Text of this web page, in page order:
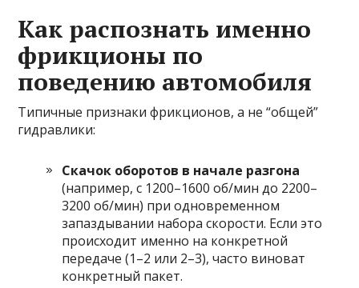
Как распознать именно
фрикционы по
поведению автомобиля
Типичные признаки фрикционов, а не “общей”
гидравлики:
Скачок оборотов в начале разгона
(например, с 1200–1600 об/мин до 2200–
3200 об/мин) при одновременном
запаздывании набора скорости. Если это
происходит именно на конкретной
передаче (1–2 или 2–3), часто виноват
конкретный пакет.